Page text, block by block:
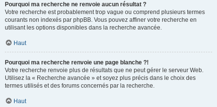
Pourquoi ma recherche ne renvoie aucun résultat ?
Votre recherche est probablement trop vague ou comprend plusieurs termes
courants non indexés par phpBB. Vous pouvez affiner votre recherche en
utilisant les options disponibles dans la recherche avancée.
Haut
Pourquoi ma recherche renvoie une page blanche ?!
Votre recherche renvoie plus de résultats que ne peut gérer le serveur Web.
Utilisez la « Recherche avancée » et soyez plus précis dans le choix des
termes utilisés et des forums concernés par la recherche.
Haut